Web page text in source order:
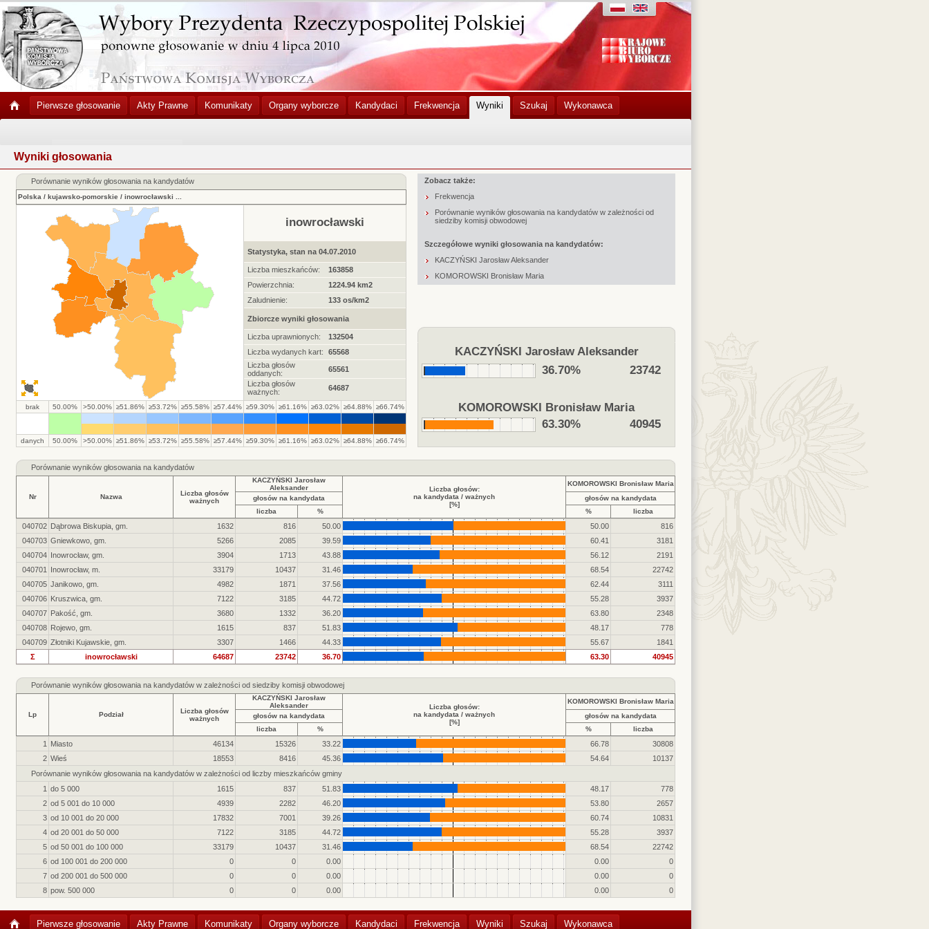
Pierwsze głosowanie Akty Prawne Komunikaty Organy wyborcze Kandydaci Frekwencja Wyniki Szukaj Wykonawca
Wyniki głosowania
Porównanie wyników głosowania na kandydatów
Polska / kujawsko-pomorskie / inowrocławski
inowrocławski
Statystyka, stan na 04.07.2010
Liczba mieszkańców:
163858
Powierzchnia:
1224.94 km2
Zaludnienie:
133 os/km2
Zbiorcze wyniki głosowania
Liczba uprawnionych:
132504
Liczba wydanych kart:
65568
Liczba głosów
oddanych:
65561
Liczba głosów
ważnych:
64687
brak 50.00% >50.00% ≥51.86% ≥53.72% ≥55.58% ≥57.44% ≥59.30% ≥61.16% ≥63.02% ≥64.88% ≥66.74%
danych 50.00% >50.00% ≥51.86% ≥53.72% ≥55.58% ≥57.44% ≥59.30% ≥61.16% ≥63.02% ≥64.88% ≥66.74%
Zobacz także:
Frekwencja
Porównanie wyników głosowania na kandydatów w zależności od
siedziby komisji obwodowej
Szczegółowe wyniki głosowania na kandydatów:
KACZYŃSKI Jarosław Aleksander
KOMOROWSKI Bronisław Maria
KACZYŃSKI Jarosław Aleksander
36.70%
23742
KOMOROWSKI Bronisław Maria
63.30%
40945
Porównanie wyników głosowania na kandydatów
Nr Nazwa
Liczba głosów
ważnych
KACZYŃSKI Jarosław
Aleksander
Liczba głosów:
na kandydata / ważnych
[%]
KOMOROWSKI Bronisław Maria
głosów na kandydata
głosów na kandydata
liczba
% % liczba
040702 Dąbrowa Biskupia, gm. 1632 816 50.00 50.00
816
040703 Gniewkowo, gm. 5266 2085 39.59 60.41
3181
040704 Inowrocław, gm. 3904 1713 43.88 56.12
2191
040701
Inowrocław, m. 33179 10437 31.46 68.54
22742
040705 Janikowo, gm. 4982 1871 37.56 62.44
3111
040706 Kruszwica, gm. 7122 3185 44.72 55.28
3937
040707 Pakość, gm. 3680 1332 36.20 63.80
2348
040708 Rojewo, gm. 1615 837 51.83 48.17
778
040709 Złotniki Kujawskie, gm. 3307 1466 44.33 55.67
1841
Σ
inowrocławski 64687 23742 36.70 63.30 40945
Porównanie wyników głosowania na kandydatów w zależności od siedziby komisji obwodowej
Lp Podział
Liczba głosów
ważnych
KACZYŃSKI Jarosław
Aleksander
Liczba głosów:
na kandydata / ważnych
[%]
KOMOROWSKI Bronisław Maria
głosów na kandydata
głosów na kandydata
liczba
% % liczba
1 Miasto 46134 15326 33.22 66.78
30808
2 Wieś 18553 8416 45.36 54.64
10137
Porównanie wyników głosowania na kandydatów w zależności od liczby mieszkańców gminy
1 do 5 000 1615 837 51.83 48.17
778
2 od 5 001 do 10 000 4939 2282 46.20 53.80
2657
3 od 10 001 do 20 000 17832 7001 39.26 60.74
10831
4 od 20 001 do 50 000 7122 3185 44.72 55.28
3937
5 od 50 001 do 100 000 33179 10437 31.46 68.54
22742
6 od 100 001 do 200 000 0 0 0.00 0.00
0
7 od 200 001 do 500 000 0 0 0.00 0.00
0
8 pow. 500 000 0 0 0.00 0.00 0
Pierwsze głosowanie Akty Prawne Komunikaty Organy wyborcze Kandydaci Frekwencja Wyniki Szukaj Wykonawca